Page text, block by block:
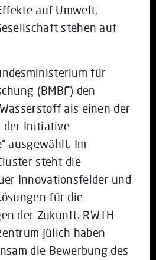
auf Umwelt,
stehen auf
für
(BMBF) den
als einen der
der Initiative
ausgewählt. Im
steht die
Innovationsfelder und
für die
der Zukunft. RWTH
Jülich haben
die Bewerbung des